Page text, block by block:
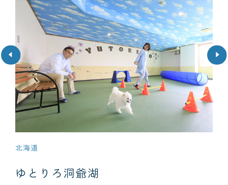
北海道
ゆとりろ洞爺湖